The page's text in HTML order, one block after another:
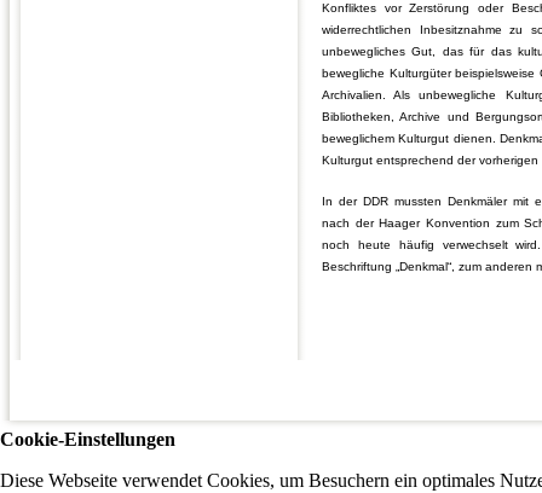
Konfliktes vor Zerstörung oder
widerrechtlichen Inbesitznahme zu
unbewegliches Gut, das für das
bewegliche Kulturgüter
Archivalien. Als unbewegliche
Bibliotheken, Archive und
beweglichem Kulturgut dienen.
Kulturgut entsprechend der
In der DDR mussten Denkmäler mit
nach der Haager Konvention zum
noch heute häufig verwechselt
Beschriftung „Denkmal“, zum anderen
Cookie-Einstellungen
Diese Webseite verwendet Cookies, um Besuchern ein optimales